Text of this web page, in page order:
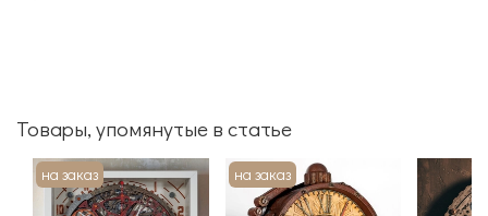
Товары, упомянутые в статье
на заказ на заказ